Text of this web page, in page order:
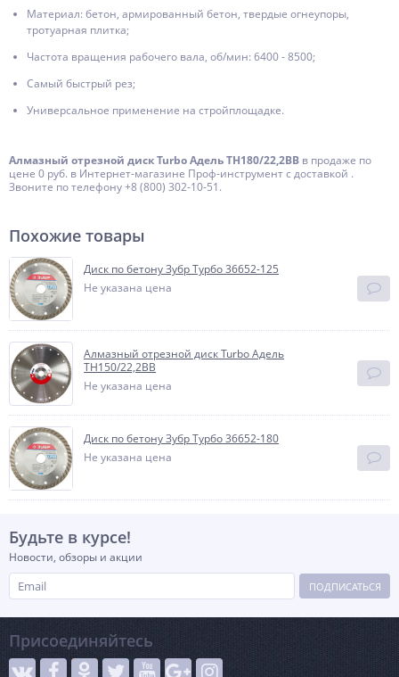
Материал: бетон, армированный бетон, твердые огнеупоры,
тротуарная плитка;
Частота вращения рабочего вала, об/мин: 6400 - 8500;
Самый быстрый рез;
Универсальное применение на стройплощадке.
Алмазный отрезной диск Turbo Адель TH180/22,2BB в продаже по
цене 0 руб. в Интернет-магазине Проф-инструмент с доставкой .
Звоните по телефону +8 (800) 302-10-51.
Похожие товары
Диск по бетону Зубр Турбо 36652-125
Не указана цена
Алмазный отрезной диск Turbo Адель
TH150/22,2BB
Не указана цена
Диск по бетону Зубр Турбо 36652-180
Не указана цена
Будьте в курсе!
Новости, обзоры и акции
ПОДПИСАТЬСЯ
Присоединяйтесь